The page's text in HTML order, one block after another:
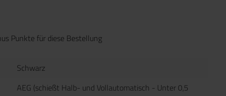
Punkte für diese Bestellung
Schwarz
AEG (schießt Halb- und Vollautomatisch - Unter 0,5